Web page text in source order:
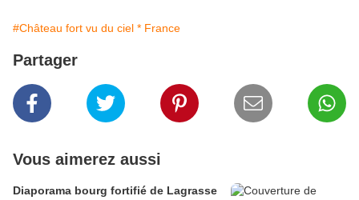
#Château fort vu du ciel * France
Partager
Vous aimerez aussi
Diaporama bourg fortifié de Lagrasse